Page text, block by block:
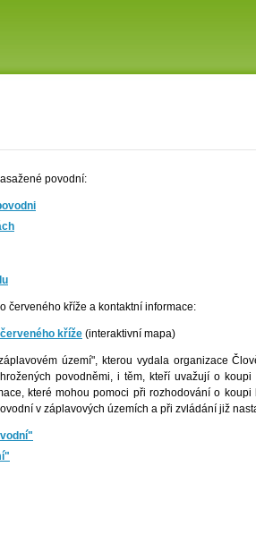
povodní:
červeného kříže a kontaktní informace:
kříže (interaktivní mapa)
území", kterou vydala organizace
povodněmi, i těm, kteří uvažují o
které mohou pomoci při rozhodování o
v záplavových územích a při zvládání již